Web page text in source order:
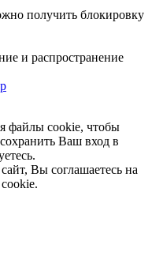
получить блокировку
и распространение
файлы cookie, чтобы
Ваш вход в
Вы соглашаетесь на